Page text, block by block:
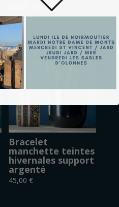
marron
16,00€
Bracelet
manchette teintes
hivernales support
argenté
45,00€